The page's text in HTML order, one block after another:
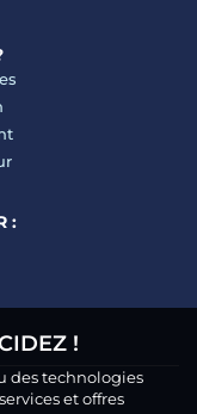
:
!
des technologies
et offres